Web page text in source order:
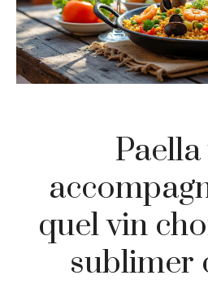
quel vin
sublimer